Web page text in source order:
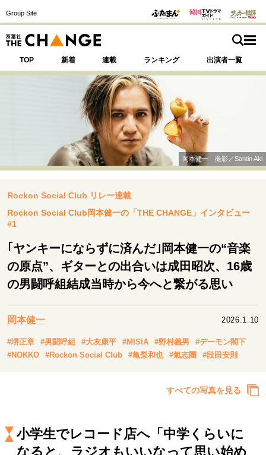
Group Site
TOP 新着 連載 ランキング 出演者一覧
注目の記事テーマで探す
運命を変えた出会い 決断の裏側
未知への挑戦
プロフェッショナルの矜持
キャリア・働き方
セカンドキャリアの描き方
独立という決断
大人の学び直し
ファーストキャリアを拓く
夢を掴む選択
次世代へのバトン
マインドセット
岡本健一 撮影／Santin Aki
Rockon Social Club リレー連載
Rockon Social Club岡本健一の「THE CHANGE」インタビュー
#1
｢ヤンキーにならずに済んだ｣岡本健一の“音楽
の原点”、ギターとの出合いは成田昭次、16歳
の男闘呼組結成当時から今へと繋がる思い
岡本健一 2026.1.10
#堺正章 #男闘呼組 #大友康平 #MISIA #野村義男
#デーモン閣下
#NOKKO
#Rockon Social Club #亀梨和也 #氣志團 #段田安則
すべての写真を見る
小学生でレコード店へ「中学くらいに
なると、ラジオもいいなって思い始め